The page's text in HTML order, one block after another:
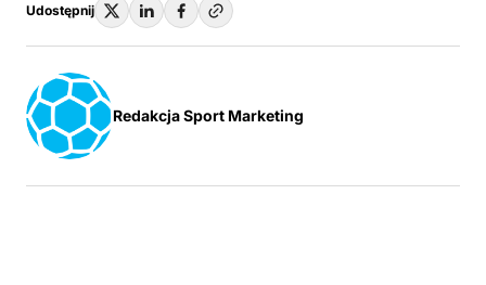
Udostępnij
Redakcja Sport Marketing